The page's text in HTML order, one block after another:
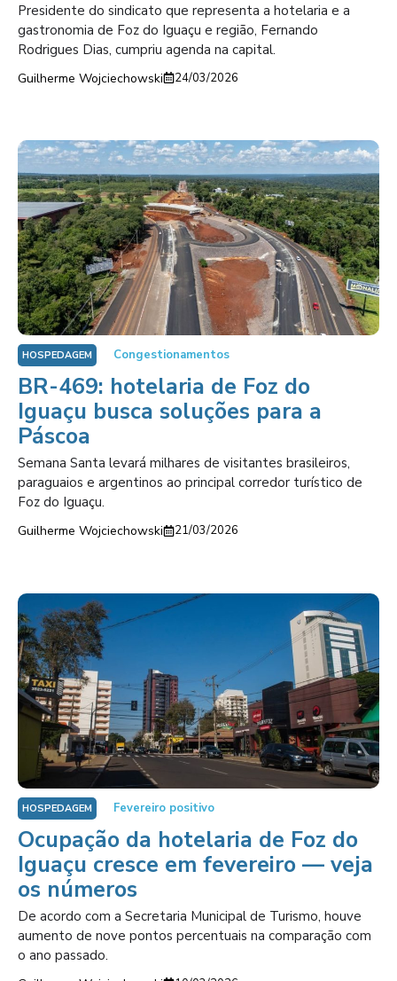
Presidente do sindicato que representa a hotelaria e a
gastronomia de Foz do Iguaçu e região, Fernando
Rodrigues Dias, cumpriu agenda na capital.
Guilherme Wojciechowski 24/03/2026
HOSPEDAGEM Congestionamentos
BR-469: hotelaria de Foz do
Iguaçu busca soluções para a
Páscoa
Semana Santa levará milhares de visitantes brasileiros,
paraguaios e argentinos ao principal corredor turístico de
Foz do Iguaçu.
Guilherme Wojciechowski 21/03/2026
HOSPEDAGEM Fevereiro positivo
Ocupação da hotelaria de Foz do
Iguaçu cresce em fevereiro — veja
os números
De acordo com a Secretaria Municipal de Turismo, houve
aumento de nove pontos percentuais na comparação com
o ano passado.